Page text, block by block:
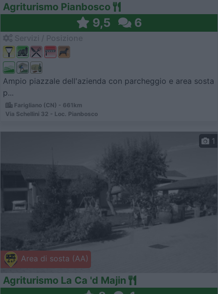
Agriturismo Pianbosco
9,5 6
Ampio piazzale dell'azienda con parcheggio e area sosta
p...
Farigliano (CN) - 661km
Via Schellini 32 - Loc. Pianbosco
Area di sosta (AA)
1
Agriturismo La Ca 'd Majin